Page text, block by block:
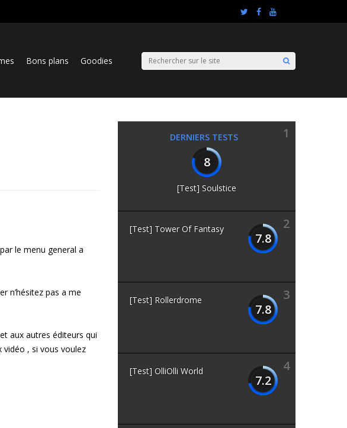
Bons plans Goodies
le menu general a
n’hésitez pas a me
aux autres éditeurs qui
, si vous voulez
DERNIERS TESTS
1
8
[Test] Soulstice
2
7.8
[Test] Tower Of Fantasy
3
7.8
[Test] Rollerdrome
4
7.2
[Test] OlliOlli World